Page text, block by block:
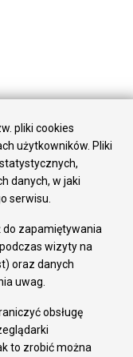
pliki cookies
użytkowników. Pliki
danych, w jaki
serwisu.
do zapamiętywania
wizyty na
oraz danych
uwag.
obsługę
to zrobić można